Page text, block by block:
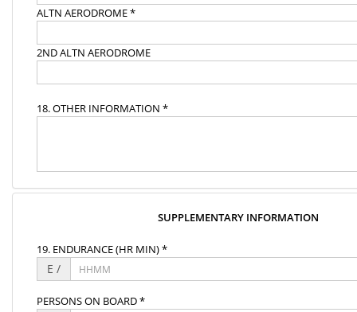
ALTN AERODROME *
2ND ALTN AERODROME
18. OTHER INFORMATION *
SUPPLEMENTARY INFORMATION
19. ENDURANCE (HR MIN) *
E /
PERSONS ON BOARD *